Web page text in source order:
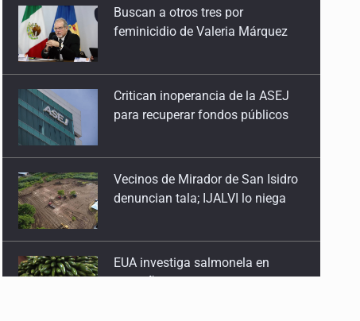
Critican inoperancia de la ASEJ
Vecinos de Mirador de San Isidro
EUA investiga salmonela en
Proponen consulta popular por